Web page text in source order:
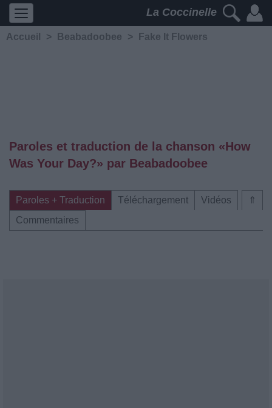
La Coccinelle
Accueil > Beabadoobee > Fake It Flowers
Paroles et traduction de la chanson «How
Was Your Day?» par Beabadoobee
⇑
Paroles + Traduction Téléchargement
Vidéos
Commentaires